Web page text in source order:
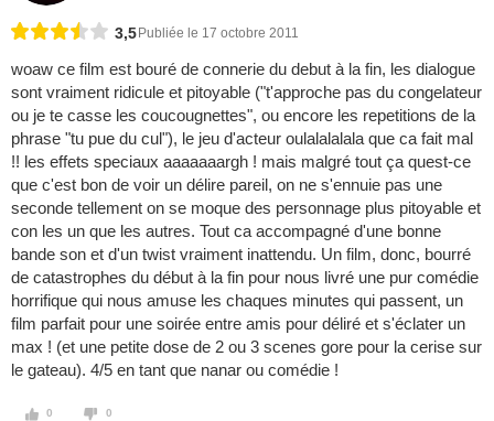
3,5 Publiée le 17 octobre 2011
woaw ce film est bouré de connerie du debut à la fin, les dialogue
sont vraiment ridicule et pitoyable ("t'approche pas du congelateur
ou je te casse les coucougnettes", ou encore les repetitions de la
phrase "tu pue du cul"), le jeu d'acteur oulalalalala que ca fait mal
!! les effets speciaux aaaaaaargh ! mais malgré tout ça quest-ce
que c'est bon de voir un délire pareil, on ne s'ennuie pas une
seconde tellement on se moque des personnage plus pitoyable et
con les un que les autres. Tout ca accompagné d'une bonne
bande son et d'un twist vraiment inattendu. Un film, donc, bourré
de catastrophes du début à la fin pour nous livré une pur comédie
horrifique qui nous amuse les chaques minutes qui passent, un
film parfait pour une soirée entre amis pour déliré et s'éclater un
max ! (et une petite dose de 2 ou 3 scenes gore pour la cerise sur
le gateau). 4/5 en tant que nanar ou comédie !
0 0